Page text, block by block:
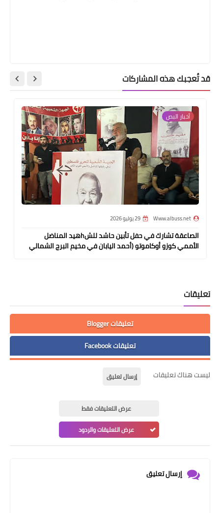
قد تُعجبك هذه المشاركات
أخبار البص‏
Www.albuss.net 29 يوليو 2026
الصاعقة تشارك في حفل تأبين حاشد للشhهيد المناضل
الأممي كوزو أوكاموتو (أحمد اليابان في مخيم البرج الشمالي
تعليقات
تعليقات Blogger
تعليقات Facebook
ليست هناك تعليقات إرسال تعليق
عرض التعليقات فقط
عرض التعليقات والردود
إرسال تعليق